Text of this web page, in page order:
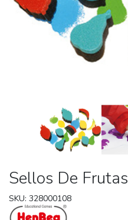
Sellos De Frutas
SKU: 328000108